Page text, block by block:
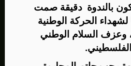
بالندوة دقيقة صمت
لشهداء الحركة الوطنية
وعزف السلام الوطني
الفلسطيني.